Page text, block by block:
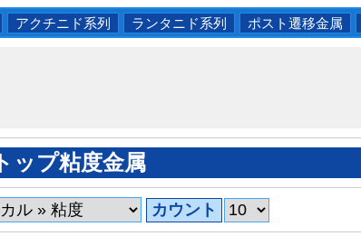
アクチニド系列 ランタニド系列 ポスト遷移金属
トップ粘度金属
カウント